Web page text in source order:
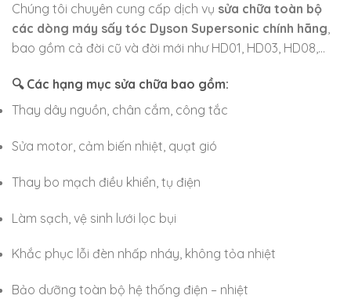
Chúng tôi chuyên cung cấp dịch vụ sửa chữa toàn bộ
các dòng máy sấy tóc Dyson Supersonic chính hãng,
bao gồm cả đời cũ và đời mới như HD01, HD03, HD08,…
🔍 Các hạng mục sửa chữa bao gồm:
Thay dây nguồn, chân cắm, công tắc
Sửa motor, cảm biến nhiệt, quạt gió
Thay bo mạch điều khiển, tụ điện
Làm sạch, vệ sinh lưới lọc bụi
Khắc phục lỗi đèn nhấp nháy, không tỏa nhiệt
Bảo dưỡng toàn bộ hệ thống điện – nhiệt